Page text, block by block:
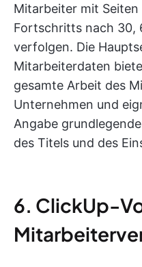
Mitarbeiter mit
Fortschritts nach 30,
verfolgen. Die
Mitarbeiterdaten
gesamte Arbeit des
Unternehmen und
Angabe
des Titels und des
6. ClickUp-